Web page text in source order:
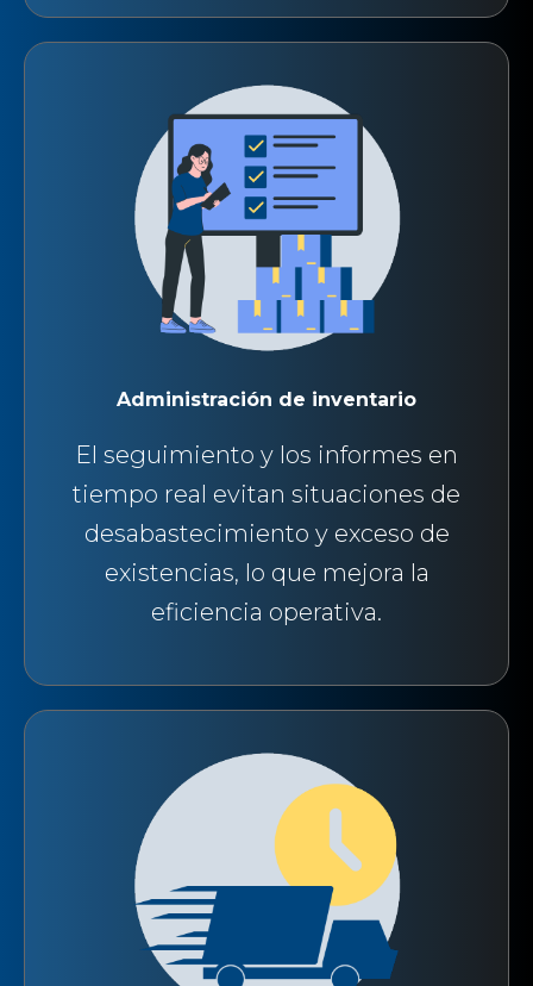
Administración de inventario
El seguimiento y los informes en
tiempo real evitan situaciones de
desabastecimiento y exceso de
existencias, lo que mejora la
eficiencia operativa.